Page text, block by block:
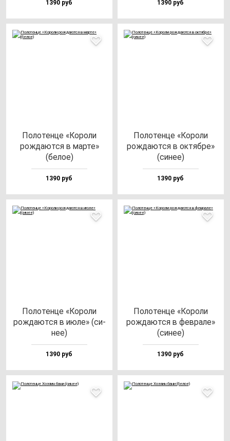
1390 руб 1390 руб
Поло­тен­це «Коро­ли
рож­да­ют­ся в мар­те»
(бе­лое)
1390 руб
Поло­тен­це «Коро­ли
рож­да­ют­ся в ок­тяб­ре»
(си­нее)
1390 руб
Поло­тен­це «Коро­ли
рож­да­ют­ся в июле» (си­
нее)
1390 руб
Поло­тен­це «Коро­ли
рож­да­ют­ся в фев­ра­ле»
(си­нее)
1390 руб